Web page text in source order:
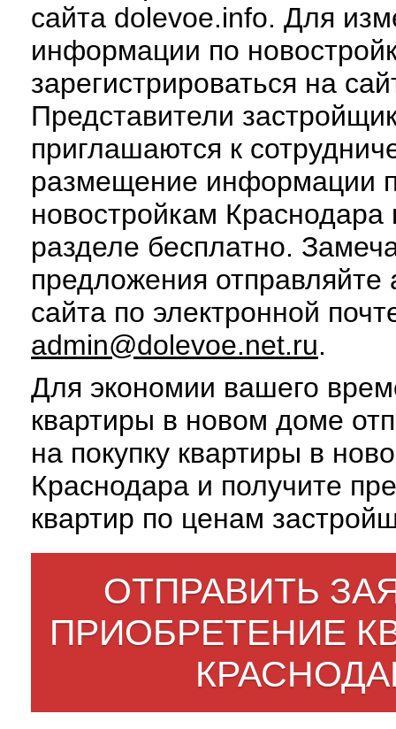
сайта dolevoe.info. Для
информации по
зарегистрироваться на
Представители
приглашаются к
размещение информации
новостройкам
разделе бесплатно.
предложения отправляйте
сайта по электронной
admin@dolevoe.net.ru.
Для экономии вашего
квартиры в новом доме
на покупку квартиры в
Краснодара и получите
квартир по ценам
ОТПРАВИТЬ
ПРИОБРЕТЕНИЕ